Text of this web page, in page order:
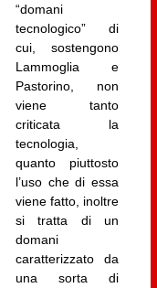
“domani
tecnologico” di
cui, sostengono
Lammoglia e
Pastorino, non
viene tanto
criticata la
tecnologia,
quanto piuttosto
l’uso che di essa
viene fatto, inoltre
si tratta di un
domani
caratterizzato da
una sorta di